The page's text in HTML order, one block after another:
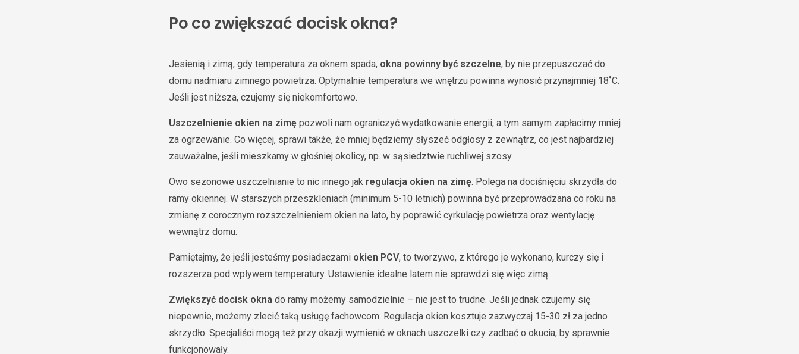
Po co zwiększać docisk okna?
Jesienią i zimą, gdy temperatura za oknem spada, okna powinny być szczelne, by nie przepuszczać do
domu nadmiaru zimnego powietrza. Optymalnie temperatura we wnętrzu powinna wynosić przynajmniej 18˚C.
Jeśli jest niższa, czujemy się niekomfortowo.
Uszczelnienie okien na zimę pozwoli nam ograniczyć wydatkowanie energii, a tym samym zapłacimy mniej
za ogrzewanie. Co więcej, sprawi także, że mniej będziemy słyszeć odgłosy z zewnątrz, co jest najbardziej
zauważalne, jeśli mieszkamy w głośniej okolicy, np. w sąsiedztwie ruchliwej szosy.
Owo sezonowe uszczelnianie to nic innego jak regulacja okien na zimę. Polega na dociśnięciu skrzydła do
ramy okiennej. W starszych przeszkleniach (minimum 5-10 letnich) powinna być przeprowadzana co roku na
zmianę z corocznym rozszczelnieniem okien na lato, by poprawić cyrkulację powietrza oraz wentylację
wewnątrz domu.
Pamiętajmy, że jeśli jesteśmy posiadaczami okien PCV, to tworzywo, z którego je wykonano, kurczy się i
rozszerza pod wpływem temperatury. Ustawienie idealne latem nie sprawdzi się więc zimą.
Zwiększyć docisk okna do ramy możemy samodzielnie – nie jest to trudne. Jeśli jednak czujemy się
niepewnie, możemy zlecić taką usługę fachowcom. Regulacja okien kosztuje zazwyczaj 15-30 zł za jedno
skrzydło. Specjaliści mogą też przy okazji wymienić w oknach uszczelki czy zadbać o okucia, by sprawnie
funkcjonowały.